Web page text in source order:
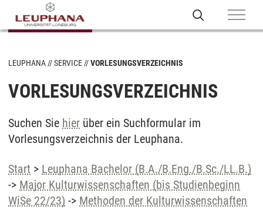
LEUPHANA SERVICE VORLESUNGSVERZEICHNIS
VORLESUNGSVERZEICHNIS
Suchen Sie hier über ein Suchformular im
Vorlesungsverzeichnis der Leuphana.
Start > Leuphana Bachelor (B.A./B.Eng./B.Sc./LL.B.)
-> Major Kulturwissenschaften (bis Studienbeginn
WiSe 22/23) -> Methoden der Kulturwissenschaften